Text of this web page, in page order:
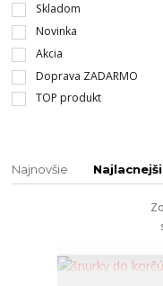
Skladom
Novinka
Akcia
Doprava ZADARMO
TOP produkt
Najnovšie